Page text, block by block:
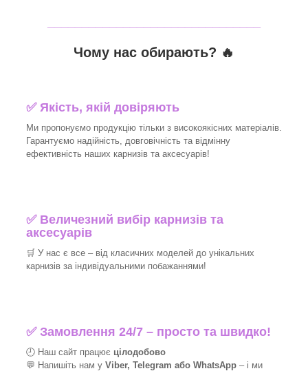
Чому нас обирають? 🔥
✅Якість, якій довіряють
Ми пропонуємо продукцію тільки з високоякісних матеріалів.
Гарантуємо надійність, довговічність та відмінну
ефективність наших карнизів та аксесуарів!
✅ Величезний вибір карнизів та
аксесуарів
🛒 У нас є все – від класичних моделей до унікальних
карнизів за індивідуальними побажаннями!
✅Замовлення 24/7 – просто та швидко!
🕘 Наш сайт працює цілодобово
💬 Напишіть нам у Viber, Telegram або WhatsApp – і ми